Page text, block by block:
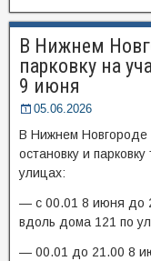
В Нижнем
парковку на
9 июня
05.06.2026
В Нижнем Новгороде
остановку и
улицах:
— с 00.01 8 июня до
вдоль дома 121 по
— 00.01 до 21.00 8